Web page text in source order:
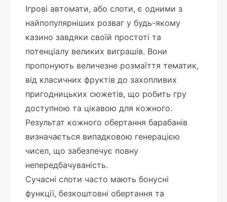
Ігрові автомати, або слоти, є одними з
найпопулярніших розваг у будь-якому
казино завдяки своїй простоті та
потенціалу великих виграшів. Вони
пропонують величезне розмаїття тематик,
від класичних фруктів до захопливих
пригодницьких сюжетів, що робить гру
доступною та цікавою для кожного.
Результат кожного обертання барабанів
визначається випадковою генерацією
чисел, що забезпечує повну
непередбачуваність.
Сучасні слоти часто мають бонусні
функції, безкоштовні обертання та